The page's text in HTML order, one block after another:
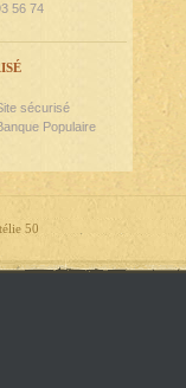
56 74
sécurisé
Populaire
50